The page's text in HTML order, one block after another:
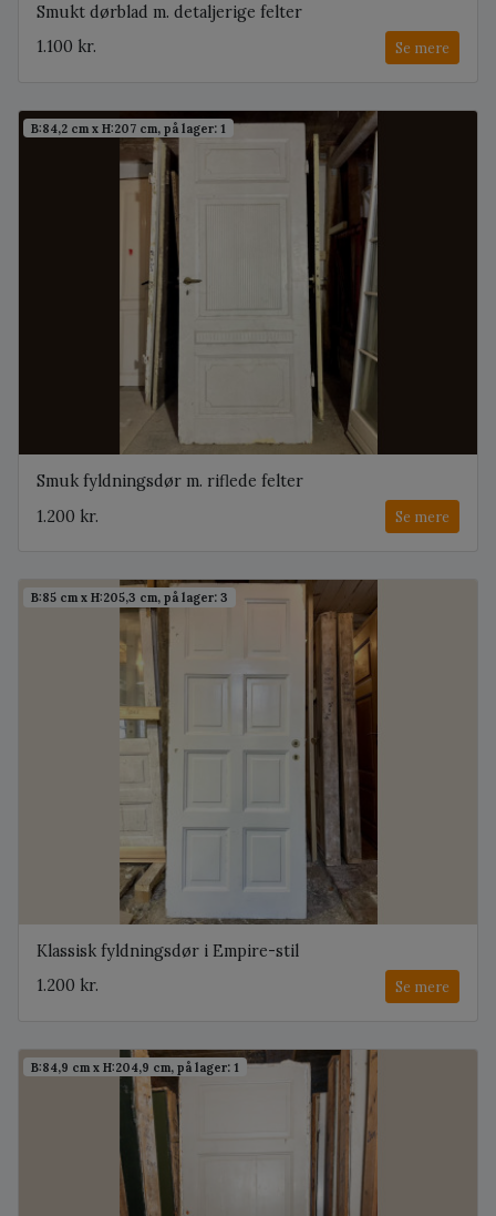
Smukt dørblad m. detaljerige felter
1.100 kr.
Se mere
B:84,2 cm x H:207 cm, på lager: 1
Smuk fyldningsdør m. riflede felter
1.200 kr.
Se mere
B:85 cm x H:205,3 cm, på lager: 3
Klassisk fyldningsdør i Empire-stil
1.200 kr.
Se mere
B:84,9 cm x H:204,9 cm, på lager: 1